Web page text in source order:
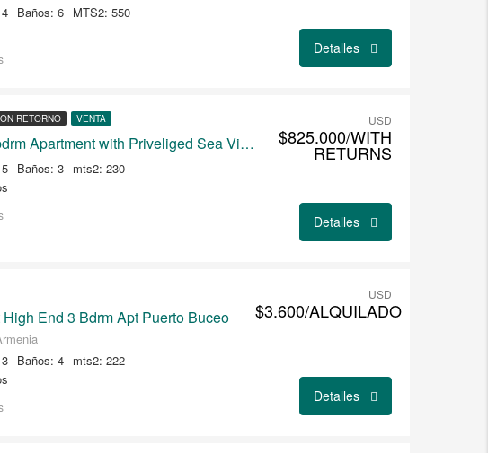
Baños: 6 MTS2: 550
Detalles
RETORNO VENTA
Luxury 5 bdrm Apartment with Priveliged Sea Views
Baños: 3 mts2: 230
USD
$825.000/WITH
RETURNS
Detalles
High End 3 Bdrm Apt Puerto Buceo
Baños: 4 mts2: 222
USD
$3.600/ALQUILADO
Detalles